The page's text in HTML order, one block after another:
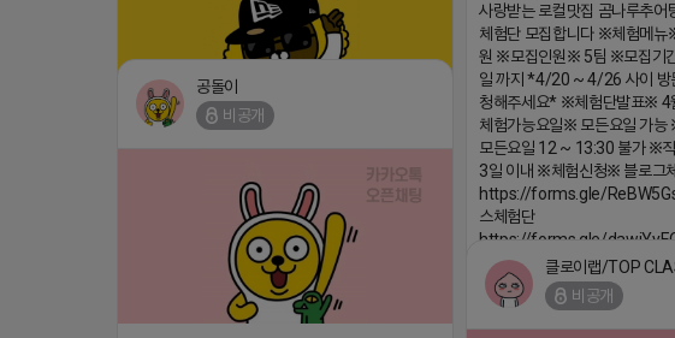
https://m.blog.naver.com/wlgus1647/224253846149
2026-04-18 17:23
사랑받는 로컬맛집 곰나루추어
체험단 모집합니다 ※체험메
원 ※모집인원※ 5팀 ※모집기
일 까지 *4/20 ~ 4/26 사이 방
청해주세요* ※체험단발표※ 4
체험가능요일※ 모든요일 가
모든요일 12 ~ 13:30 불가 ※
3일 이내 ※체험신청※ 블로그
https://forms.gle/
스체험단
https://forms.gle/
특이사항※ 방문인원 최대 4인
금액 초과시 초과비용은 본인부
(star) 안녕하십니까 (star)
댓글:20개
공돌이
비공개
클로이랩/TOP
비공개